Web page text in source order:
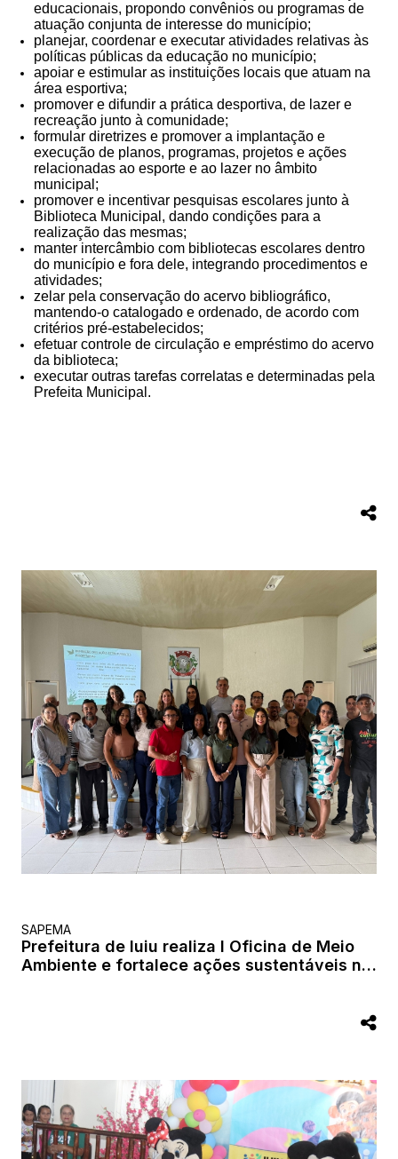
educacionais, propondo convênios ou programas de
atuação conjunta de interesse do município;
planejar, coordenar e executar atividades relativas às
políticas públicas da educação no município;
apoiar e estimular as instituições locais que atuam na
área esportiva;
promover e difundir a prática desportiva, de lazer e
recreação junto à comunidade;
formular diretrizes e promover a implantação e
execução de planos, programas, projetos e ações
relacionadas ao esporte e ao lazer no âmbito
municipal;
promover e incentivar pesquisas escolares junto à
Biblioteca Municipal, dando condições para a
realização das mesmas;
manter intercâmbio com bibliotecas escolares dentro
do município e fora dele, integrando procedimentos e
atividades;
zelar pela conservação do acervo bibliográfico,
mantendo-o catalogado e ordenado, de acordo com
critérios pré-estabelecidos;
efetuar controle de circulação e empréstimo do acervo
da biblioteca;
executar outras tarefas correlatas e determinadas pela
Prefeita Municipal.
SAPEMA
Prefeitura de Iuiu realiza I Oficina de Meio
Ambiente e fortalece ações sustentáveis no